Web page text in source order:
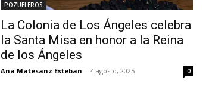
POZUELEROS
La Colonia de Los Ángeles celebra
la Santa Misa en honor a la Reina
de los Ángeles
Ana Matesanz Esteban - 4 agosto, 2025 0